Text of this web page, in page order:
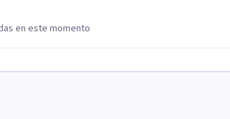
en este momento